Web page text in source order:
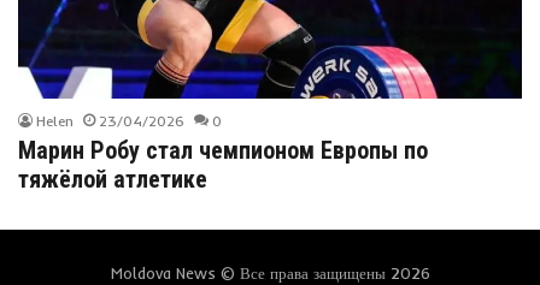
Helen 23/04/2026 0
Марин Робу стал чемпионом Европы по
тяжёлой атлетике
Moldova News © Все права защищены 2026